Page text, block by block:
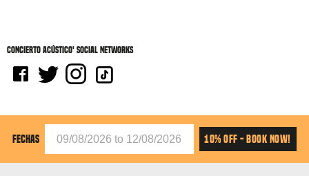
Concierto acústico' social networks
FECHAS 10% OFF - BOOK NOW!